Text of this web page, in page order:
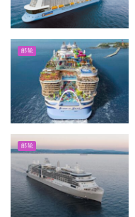
邮轮
邮轮